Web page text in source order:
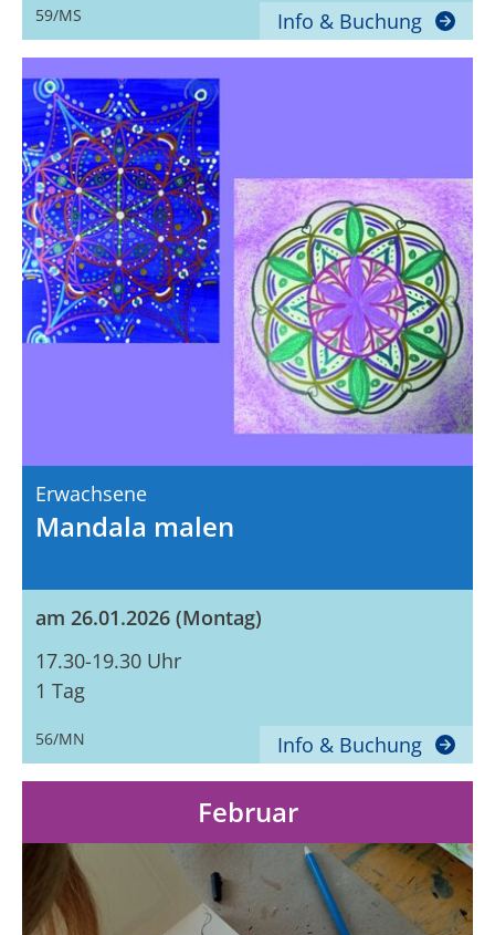
59/MS Info & Buchung
Erwachsene
Mandala malen
am 26.01.2026 (Montag)
17.30-19.30 Uhr
1 Tag
56/MN Info & Buchung
Februar